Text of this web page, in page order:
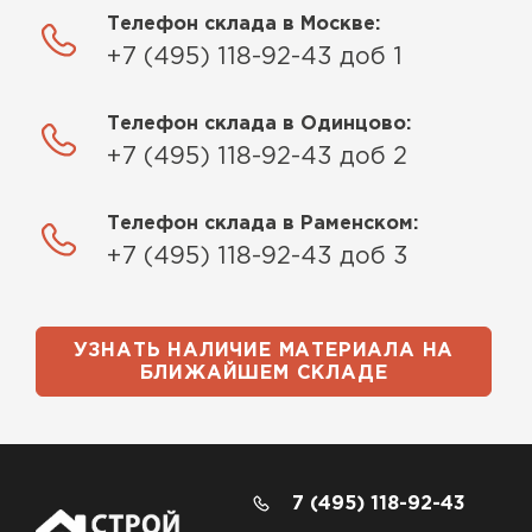
Телефон склада в Москве:
+7 (495) 118-92-43 доб 1
Телефон склада в Одинцово:
+7 (495) 118-92-43 доб 2
Телефон склада в Раменском:
+7 (495) 118-92-43 доб 3
УЗНАТЬ НАЛИЧИЕ МАТЕРИАЛА НА
БЛИЖАЙШЕМ СКЛАДЕ
7 (495) 118-92-43